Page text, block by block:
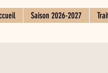
Saison 2026-2027